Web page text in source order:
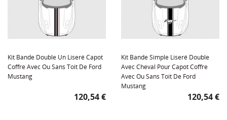
Kit Bande Double Un Liseré Capot
Coffre Avec Ou Sans Toit De Ford
Mustang
Prix
120,54 €
Kit Bande Simple Liseré Double
Avec Cheval Pour Capot Coffre
Avec Ou Sans Toit De Ford
Mustang
Prix
120,54 €